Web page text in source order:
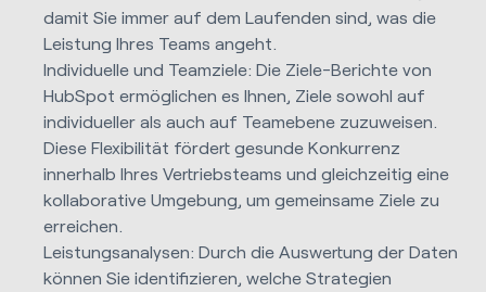
damit Sie immer auf dem Laufenden sind, was die
Leistung Ihres Teams angeht.
Individuelle und Teamziele: Die Ziele-Berichte von
HubSpot ermöglichen es Ihnen, Ziele sowohl auf
individueller als auch auf Teamebene zuzuweisen.
Diese Flexibilität fördert gesunde Konkurrenz
innerhalb Ihres Vertriebsteams und gleichzeitig eine
kollaborative Umgebung, um gemeinsame Ziele zu
erreichen.
Leistungsanalysen: Durch die Auswertung der Daten
können Sie identifizieren, welche Strategien